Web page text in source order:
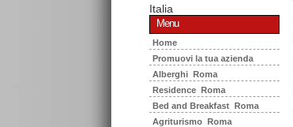
Italia
Menu
Home
Promuovi la tua azienda
Alberghi Roma
Residence Roma
Bed and Breakfast Roma
Agriturismo Roma